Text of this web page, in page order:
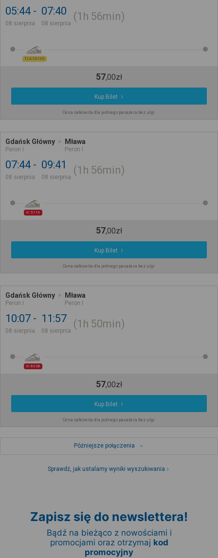
05:44
08 sierpnia
07:40
08 sierpnia
1h 56min
TLK 53105
57,00zł
Kup Bilet
Cena całkowita dla jednego pasażera bez ulgi
Gdańsk Główny
Peron I
Mława
Peron I
07:44
08 sierpnia
09:41
08 sierpnia
1h 56min
IC 5116
57,00zł
Kup Bilet
Cena całkowita dla jednego pasażera bez ulgi
Gdańsk Główny
Peron I
Mława
Peron I
10:07
08 sierpnia
11:57
08 sierpnia
1h 50min
IC 8328
57,00zł
Kup Bilet
Cena całkowita dla jednego pasażera bez ulgi
Późniejsze połączenia
Sprawdź, jak ustalamy wyniki wyszukiwania
Zapisz się do newslettera!
Bądź na bieżąco z nowościami i
promocjami oraz otrzymaj kod
promocyjny